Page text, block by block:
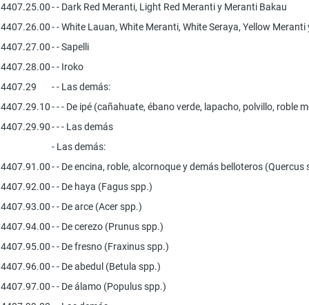
4407.25.00- - Dark Red Meranti, Light Red Meranti y Meranti Bakau
4407.26.00- - White Lauan, White Meranti, White Seraya, Yellow Meranti
4407.27.00- - Sapelli
4407.28.00- - Iroko
4407.29
- - Las demás:
4407.29.10- - - De ipé (cañahuate, ébano verde, lapacho, polvillo, roble
4407.29.90- - - Las demás
- Las demás:
4407.91.00- - De encina, roble, alcornoque y demás belloteros (Quercus
4407.92.00- - De haya (Fagus spp.)
4407.93.00- - De arce (Acer spp.)
4407.94.00- - De cerezo (Prunus spp.)
4407.95.00- - De fresno (Fraxinus spp.)
4407.96.00- - De abedul (Betula spp.)
4407.97.00- - De álamo (Populus spp.)